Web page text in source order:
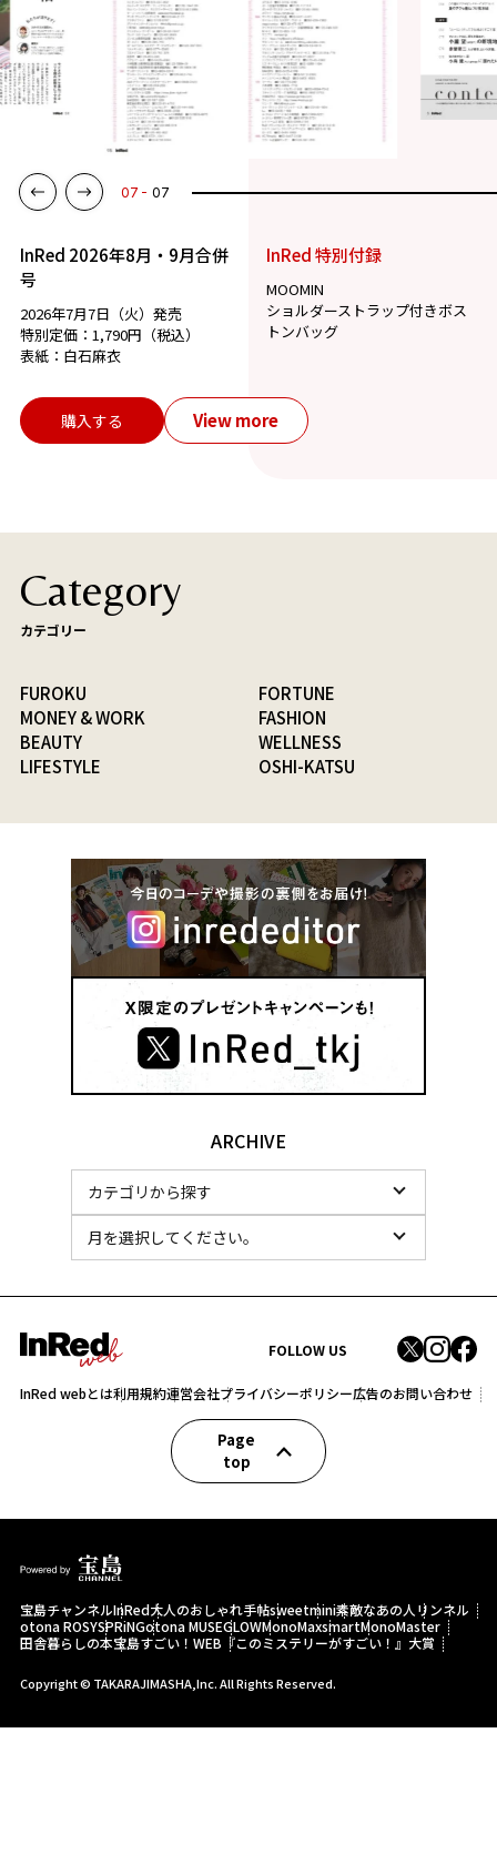
07 07
InRed 2026年8月・9月合併
号
2026年7月7日（火）発売
特別定価：1,790円（税込）
表紙：白石麻衣
InRed 特別付録
MOOMIN
ショルダーストラップ付きボス
トンバッグ
購入する View more
Category
カテゴリー
FUROKU
FORTUNE
MONEY & WORK
FASHION
BEAUTY
WELLNESS
LIFESTYLE
OSHI-KATSU
ARCHIVE
FOLLOW US
InRed webとは利用規約運営会社プライバシーポリシー広告のお問い合わせ
Page
top
宝島チャンネルInRed大人のおしゃれ手帖sweetmini素敵なあの人 リンネル
otona ROSYSPRiNGotona MUSEGLOWMonoMaxsmartMonoMaster
田舎暮らしの本宝島すごい！WEB 『このミステリーがすごい！』大賞
Copyright © TAKARAJIMASHA,Inc. All Rights Reserved.